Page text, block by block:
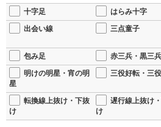
十字足 はらみ十字
出会い線
三点童子
包み足
赤三兵・黒三兵
明けの明星・宵の明
星
三役好転・三
転換線上抜け・下抜
け
遅行線上抜け
け